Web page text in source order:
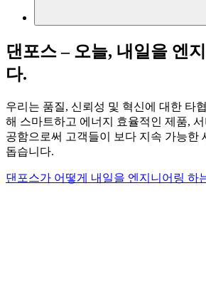
댄포스 – 오늘, 내일을 엔
다.
우리는 품질, 신뢰성 및 혁신에 대한 타
해 스마트하고 에너지 효율적인 제품,
공함으로써 고객들이 보다 지속 가능한
돕습니다.
댄포스가 어떻게 내일을 엔지니어링 하